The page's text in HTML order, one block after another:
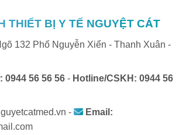
THIẾT BỊ Y TẾ NGUYỆT CÁT
132 Phố Nguyễn Xiển - Thanh Xuân -
56 56 56 - Hotline/CSKH: 0944 56
-
Email: